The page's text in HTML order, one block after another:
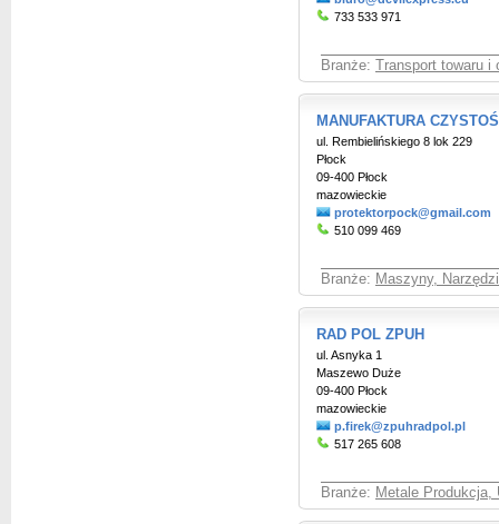
733 533 971
Branże: Transport towaru
MANUFAKTURA
ul. Rembielińskiego 8 lok 229
Płock
09-400 Płock
mazowieckie
protektorpock@gmail.com
510 099 469
Branże: Maszyny,
RAD POL ZPUH
ul. Asnyka 1
Maszewo Duże
09-400 Płock
mazowieckie
p.firek@zpuhradpol.pl
517 265 608
Branże: Metale Produkcja,